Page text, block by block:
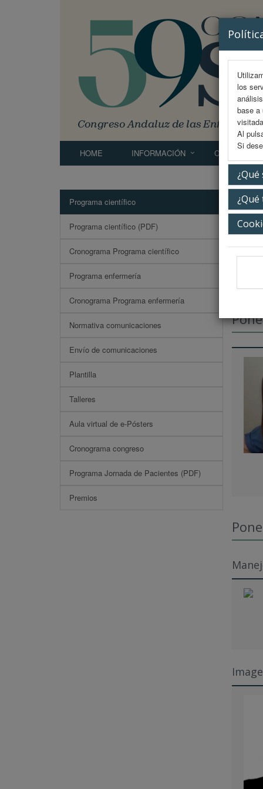
los
base a
Al
Si
¿Qué
HOME INFORMACIÓN COMITÉS
Programa científico
Programa científico (PDF)
Cronograma Programa científico
Programa enfermería
Cronograma Programa enfermería
Normativa comunicaciones
Envío de comunicaciones
Plantilla
Talleres
Aula virtual de e-Pósters
Cronograma congreso
Programa Jornada de Pacientes (PDF)
Premios